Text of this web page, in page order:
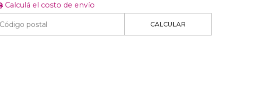
Calculá el costo de envío
CALCULAR